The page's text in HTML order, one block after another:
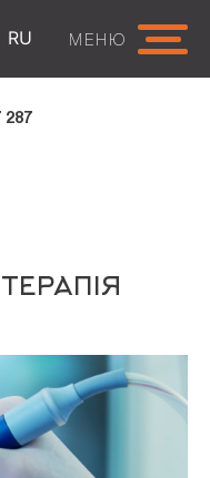
RU
287
МЕНЮ